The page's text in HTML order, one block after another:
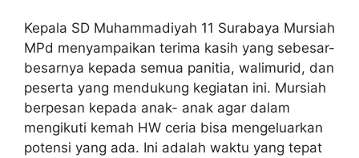
Kepala SD Muhammadiyah 11 Surabaya Mursiah
MPd menyampaikan terima kasih yang sebesar-
besarnya kepada semua panitia, walimurid, dan
peserta yang mendukung kegiatan ini. Mursiah
berpesan kepada anak- anak agar dalam
mengikuti kemah HW ceria bisa mengeluarkan
potensi yang ada. Ini adalah waktu yang tepat